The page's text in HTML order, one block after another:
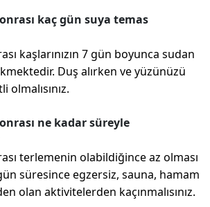
kaç gün suya temas
kaşlarınızın 7 gün boyunca sudan
Duş alırken ve yüzünüzü
ne kadar süreyle
terlemenin olabildiğince az olması
süresince egzersiz, sauna, hamam
olan aktivitelerden kaçınmalısınız.